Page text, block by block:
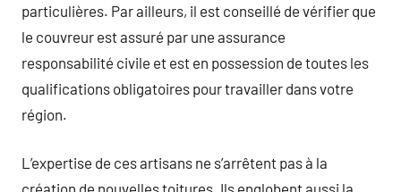
particulières. Par ailleurs, il est conseillé de vérifier que
le couvreur est assuré par une assurance
responsabilité civile et est en possession de toutes les
qualifications obligatoires pour travailler dans votre
région.
L’expertise de ces artisans ne s’arrêtent pas à la
création de nouvelles toitures. Ils englobent aussi la